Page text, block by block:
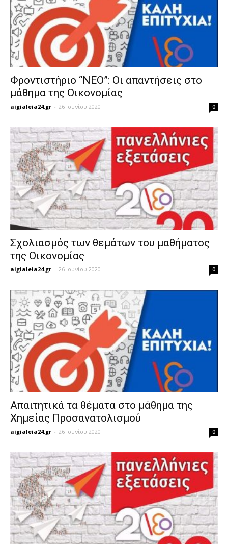
Φροντιστήριο “ΝΕΟ”: Οι απαντήσεις στο
μάθημα της Οικονομίας
aigialeia24.gr - 26 Ιουνίου 2020 0
Σχολιασμός των θεμάτων του μαθήματος
της Οικονομίας
aigialeia24.gr - 26 Ιουνίου 2020 0
Απαιτητικά τα θέματα στο μάθημα της
Χημείας Προσανατολισμού
aigialeia24.gr - 26 Ιουνίου 2020 0